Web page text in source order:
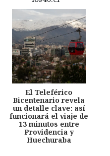
El Teleférico
Bicentenario revela
un detalle clave: así
funcionará el viaje de
13 minutos entre
Providencia y
Huechuraba